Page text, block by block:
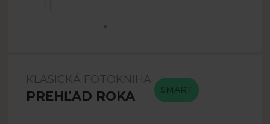
KLASICKÁ FOTOKNIHA
PREHĽAD ROKA SMART